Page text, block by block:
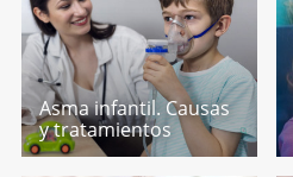
Asma infantil. Causas
y tratamientos